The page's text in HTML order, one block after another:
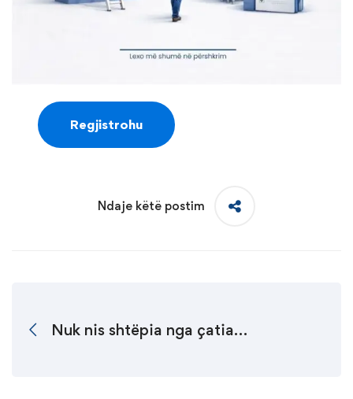
Regjistrohu
Ndaje këtë postim
Nuk nis shtëpia nga çatia…